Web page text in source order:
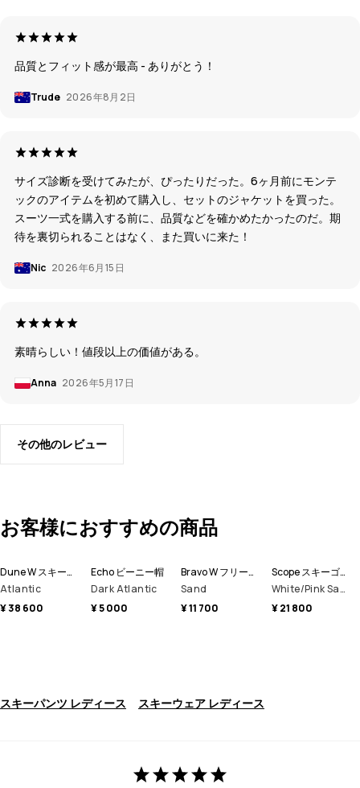
品質とフィット感が最高 - ありがとう！
Trude 2026年8月2日
サイズ診断を受けてみたが、ぴったりだった。6ヶ月前にモンテ
ックのアイテムを初めて購入し、セットのジャケットを買った。
スーツ一式を購入する前に、品質などを確かめたかったのだ。期
待を裏切られることはなく、また買いに来た！
Nic 2026年6月15日
素晴らしい！値段以上の価値がある。
Anna 2026年5月17日
その他のレビュー
お客様におすすめの商品
Dune W スキージャケット レディース
Atlantic
¥ 38 600
Echo ビーニー帽
Dark Atlantic
¥ 5 000
Bravo W フリースセーター レディース
Sand
¥ 11 700
Scope スキーゴーグル
White/Pink Sapphire Mirror
¥ 21 800
スキーパンツ レディース スキーウェア レディース